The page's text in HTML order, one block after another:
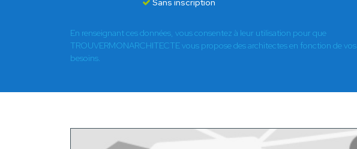
Sans inscription
En renseignant ces données, vous consentez à leur utilisation pour que
TROUVERMONARCHITECTE vous propose des architectes en fonction de vos
besoins.